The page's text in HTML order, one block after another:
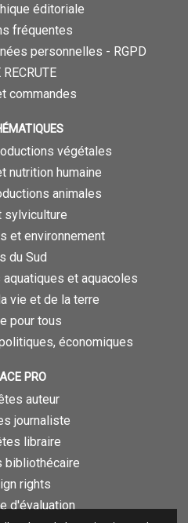
éditoriale
fréquentes
personnelles - RGPD
RECRUTE
commandes
végétales
nutrition humaine
animales
sylviculture
et environnement
du Sud
et aquacoles
vie et de la terre
pour tous
économiques
PRO
auteur
journaliste
libraire
bibliothécaire
rights
d'évaluation